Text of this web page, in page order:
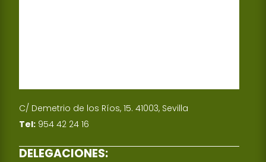
C/ Demetrio de los Ríos, 15. 41003, Sevilla
Tel: 954 42 24 16
DELEGACIONES: